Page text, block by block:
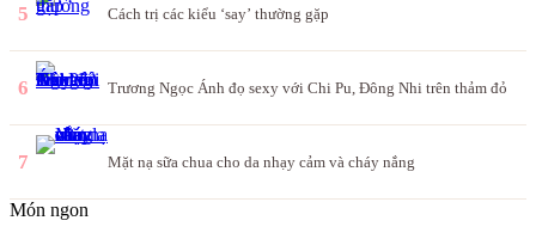
5 Cách trị các kiểu ‘say’ thường gặp
6 Trương Ngọc Ánh đọ sexy với Chi Pu, Đông Nhi trên thảm đỏ
7 Mặt nạ sữa chua cho da nhạy cảm và cháy nắng
Món ngon